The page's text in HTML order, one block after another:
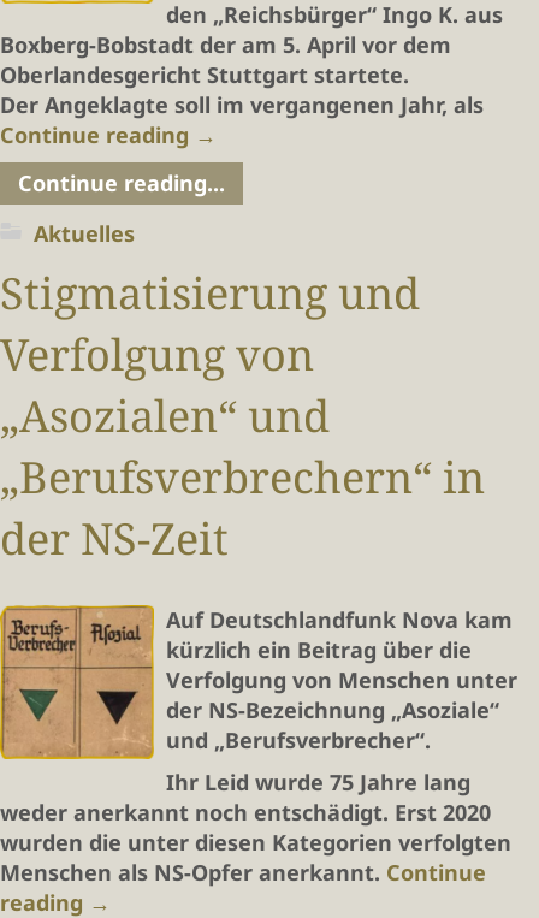
den „Reichsbürger“ Ingo K. aus
Boxberg-Bobstadt der am 5. April vor dem
Oberlandesgericht Stuttgart startete.
Der Angeklagte soll im vergangenen Jahr, als
Continue reading →
Continue reading...
Aktuelles
Stigmatisierung und
Verfolgung von
„Asozialen“ und
„Berufsverbrechern“ in
der NS-Zeit
Auf Deutschlandfunk Nova kam
kürzlich ein Beitrag über die
Verfolgung von Menschen unter
der NS-Bezeichnung „Asoziale“
und „Berufsverbrecher“.
Ihr Leid wurde 75 Jahre lang
weder anerkannt noch entschädigt. Erst 2020
wurden die unter diesen Kategorien verfolgten
Menschen als NS-Opfer anerkannt. Continue
reading →